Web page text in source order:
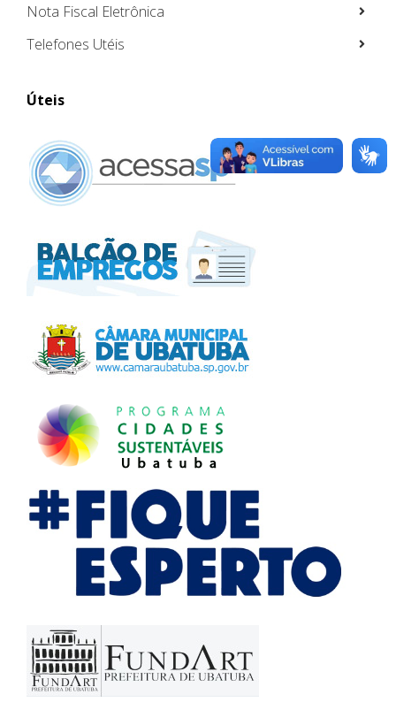
Nota Fiscal Eletrônica
Telefones Utéis
Úteis